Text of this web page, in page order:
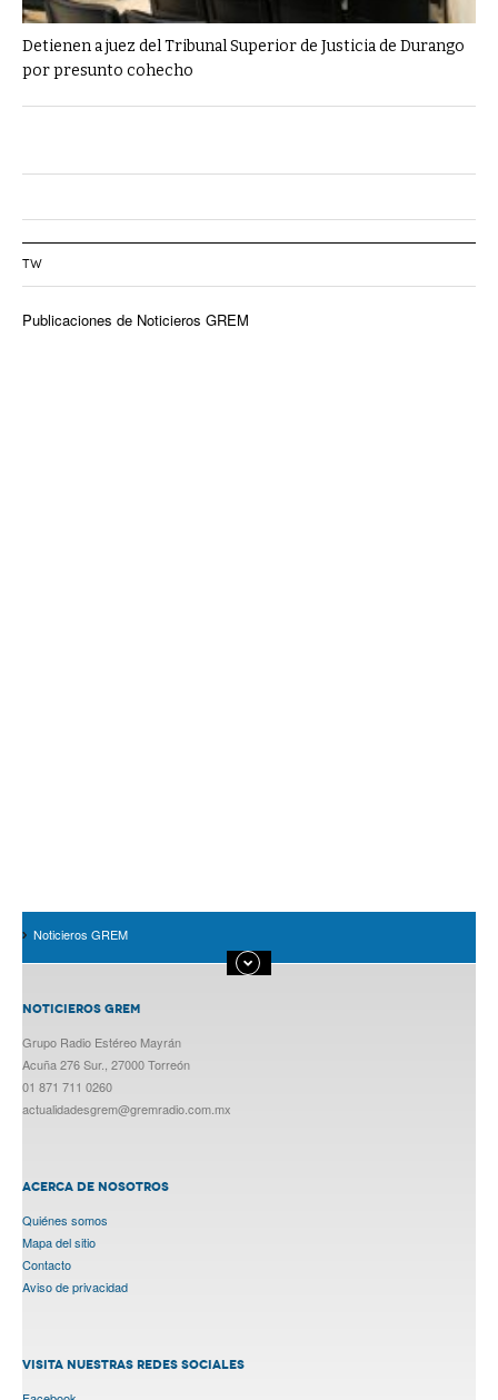
Detienen a juez del Tribunal Superior de Justicia de Durango
por presunto cohecho
TW
Publicaciones de Noticieros GREM
Noticieros GREM
NOTICIEROS GREM
Grupo Radio Estéreo Mayrán
Acuña 276 Sur., 27000 Torreón
01 871 711 0260
actualidadesgrem@gremradio.com.mx
ACERCA DE NOSOTROS
Quiénes somos
Mapa del sitio
Contacto
Aviso de privacidad
VISITA NUESTRAS REDES SOCIALES